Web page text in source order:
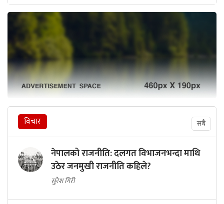
विचार सबै
नेपालको राजनीति: दलगत विभाजनभन्दा माथि
उठेर जनमुखी राजनीति कहिले?
सुरेश गिरी